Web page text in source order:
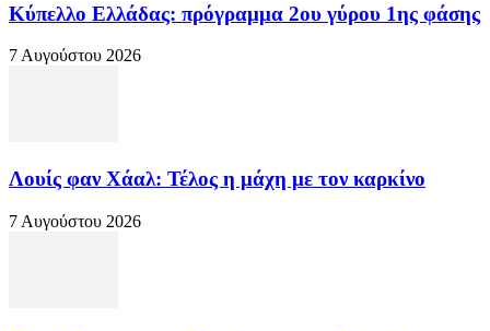
Κύπελλο Ελλάδας: πρόγραμμα 2ου γύρου 1ης φάσης
7 Αυγούστου 2026
Λουίς φαν Χάαλ: Τέλος η μάχη με τον καρκίνο
7 Αυγούστου 2026